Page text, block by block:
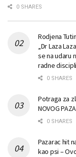
0 SHARES
Rodjena
„Dr Laza
se na udaru
radne
0 SHARES
Potraga za
NOVOG
0 SHARES
Pazarac hit
kao psi –